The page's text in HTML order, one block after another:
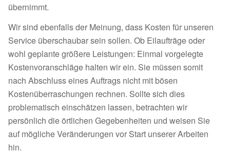
übernimmt.
Wir sind ebenfalls der Meinung, dass Kosten für unseren
Service überschaubar sein sollen. Ob Eilaufträge oder
wohl geplante größere Leistungen: Einmal vorgelegte
Kostenvoranschläge halten wir ein. Sie müssen somit
nach Abschluss eines Auftrags nicht mit bösen
Kostenüberraschungen rechnen. Sollte sich dies
problematisch einschätzen lassen, betrachten wir
persönlich die örtlichen Gegebenheiten und weisen Sie
auf mögliche Veränderungen vor Start unserer Arbeiten
hin.